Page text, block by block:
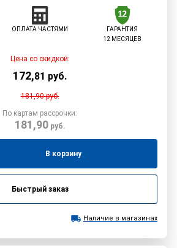
ОПЛАТА ЧАСТЯМИ
ГАРАНТИЯ
12 МЕСЯЦЕВ
Цена со скидкой:
172,81 руб.
181,90руб.
По картам рассрочки:
181,90руб.
В корзину
Быстрый заказ
Наличие в магазинах